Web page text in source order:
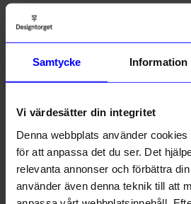
Samtycke Information
Vi värdesätter din integritet
Denna webbplats använder
för att anpassa det du ser. Det
relevanta annonser och förbättra
använder även denna teknik till att
Recensioner (3)
Alexandra åhlens.se
3 månader sedan
M
Marielle • åhlens.se
3 månader sedan